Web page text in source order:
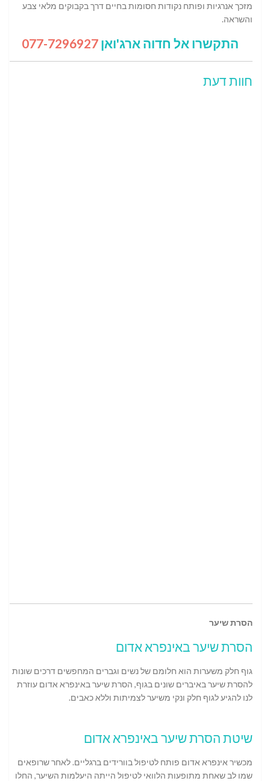
מזכך אנרגיות ופותח נקודות חסומות בחיים דרך בקבוקים מלאי צבע
והשראה.
התקשרו אל חדוה ארג'ואן077-7296927
חוות דעת
הסרת שיער
הסרת שיער באינפרא אדום
גוף חלק משערות הוא חלומם של נשים וגברים המחפשים דרכים שונות
להסרת שיער באיברים שונים בגוף, הסרת שיער באינפרא אדום עוזרת
לנו להגיע לגוף חלק ונקי משיער לצמיתות וללא כאבים.
שיטת הסרת שיער באינפרא אדום
מכשיר אינפרא אדום פותח לטיפול בוורידים ברגליים. לאחר שרופאים
שמו לב שאחת מתופעות הלוואי לטיפול הייתה היעלמות השיער, החלו